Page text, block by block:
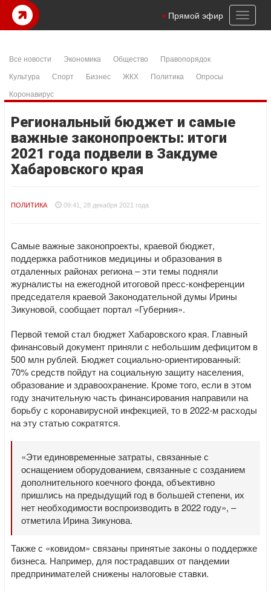
Toggle
Прямой эфир
Все новости Экономика Общество
Правопорядок
Культура
Спорт Бизнес ЖКХ Политика
Опросы
Коронавирус
Региональный бюджет и самые
важные законопроекты: итоги
2021 года подвели в Закдуме
Хабаровского края
ПОЛИТИКА 09:41, 28 декабря 2021 года
Самые важные законопроекты, краевой бюджет,
поддержка работников медицины и образования в
отдаленных районах региона – эти темы подняли
журналисты на ежегодной итоговой пресс-конференции
председателя краевой Законодательной думы Ирины
Зикуновой, сообщает портал «Губерния».
Первой темой стал бюджет Хабаровского края. Главный
финансовый документ приняли с небольшим дефицитом в
500 млн рублей. Бюджет социально-ориентированный:
70% средств пойдут на социальную защиту населения,
образование и здравоохранение. Кроме того, если в этом
году значительную часть финансирования направили на
борьбу с коронавирусной инфекцией, то в 2022-м расходы
на эту статью сократятся.
«Эти единовременные затраты, связанные с
оснащением оборудованием, связанные с созданием
дополнительного коечного фонда, объективно
пришлись на предыдущий год в большей степени, их
нет необходимости воспроизводить в 2022 году», –
отметила Ирина Зикунова.
Также с «ковидом» связаны принятые законы о поддержке
бизнеса. Например, для пострадавших от пандемии
предпринимателей снижены налоговые ставки.